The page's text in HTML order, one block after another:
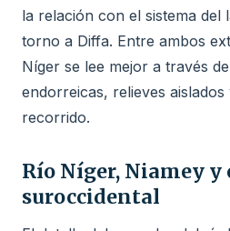
la relación con el sistema del
torno a Diffa. Entre ambos
Níger se lee mejor a través
endorreicas, relieves
recorrido.
Río Níger, Niamey y
suroccidental